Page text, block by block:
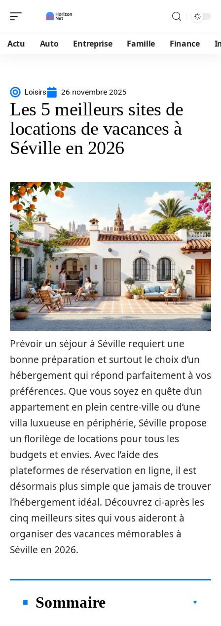
Actu Auto Entreprise Famille Finance
Loisirs 26 novembre 2025
Les 5 meilleurs sites de
locations de vacances à
Séville en 2026
Prévoir un séjour à Séville requiert une
bonne préparation et surtout le choix d’un
hébergement qui répond parfaitement à vos
préférences. Que vous soyez en quête d’un
appartement en plein centre-ville ou d’une
villa luxueuse en périphérie, Séville propose
un florilège de locations pour tous les
budgets et envies. Avec l’aide des
plateformes de réservation en ligne, il est
désormais plus simple que jamais de trouver
l’hébergement idéal. Découvrez ci-après les
cinq meilleurs sites qui vous aideront à
organiser des vacances mémorables à
Séville en 2026.
Sommaire